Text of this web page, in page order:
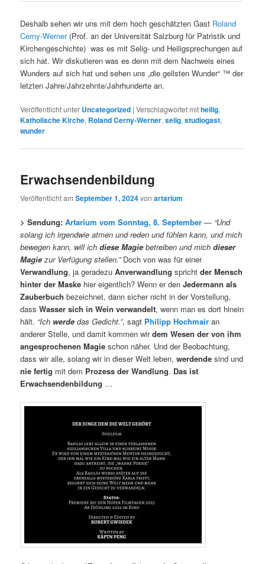
Deshalb sehen wir uns mit dem hoch geschätzten Gast Roland
Cerny-Werner(Prof. an der Universität Salzburg für Patristik und
Kirchengeschichte) was es mit Selig- und Heiligsprechungen auf
sich hat. Wir diskutieren was es denn mit dem Nachweis eines
Wunders auf sich hat und sehen uns „die geilsten Wunder“ ™ der
letzten Jahre/Jahrzehnte/Jahrhunderte an.
Veröffentlicht unter Uncategorized |Verschlagwortet mitheilig,
Katholische Kirche, Roland Cerny-Werner,selig,studiogast,
wunder
Erwachsendenbildung
Veröffentlicht amSeptember 1, 2024vonartarium
> Sendung:Artarium vom Sonntag, 8. September — “Und
solang ich irgendwie atmen und reden und fühlen kann, und mich
bewegen kann, will ichdiese Magie betreiben und michdieser
Magie zur Verfügung stellen.”Doch von was für einer
Verwandlung, ja geradezuAnverwandlung sprichtder Mensch
hinter der Maske hier eigentlich? Wenn er denJedermann als
Zauberbuch bezeichnet, dann sicher nicht in der Vorstellung,
dassWasser sich in Wein verwandelt, wenn man es dort hinein
hält. “Ich werde das Gedicht.”, sagt Philipp Hochmair an
anderer Stelle, und damit kommen wirdem Wesen der von ihm
angesprochenen Magie schon näher. Und der Beobachtung,
dass wir alle, solang wir in dieser Welt leben,werdende sind und
nie fertig mit dem Prozess der Wandlung. Das ist
Erwachsendenbildung …